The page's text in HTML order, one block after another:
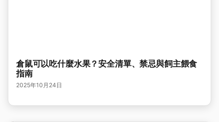
倉鼠可以吃什麼水果？安全清單、禁忌與飼主餵食
指南
2025年10月24日